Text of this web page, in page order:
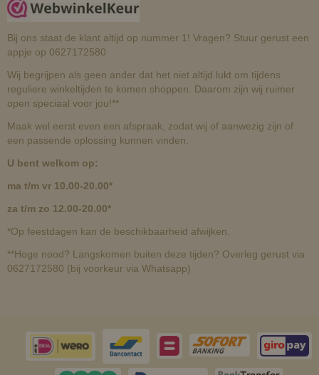
Bij ons staat de klant altijd op nummer 1! Vragen? Stuur gerust een
appje op 0627172580
Wij begrijpen als geen ander dat het niet altijd lukt om tijdens
reguliere winkeltijden te komen shoppen. Daarom zijn wij ruimer
open speciaal voor jou!**
Maak wel eerst even een afspraak, zodat wij of aanwezig zijn of
een passende oplossing kunnen vinden.
U bent welkom op:
ma t/m vr 10.00-20.00*
za t/m zo 12.00-20.00*
*Op feestdagen kan de beschikbaarheid afwijken.
**Hoge nood? Langskomen buiten deze tijden? Overleg gerust via
0627172580 (bij voorkeur via Whatsapp)